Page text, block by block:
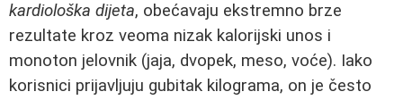
kardiološka dijeta, obećavaju ekstremno brze
rezultate kroz veoma nizak kalorijski unos i
monoton jelovnik (jaja, dvopek, meso, voće). Iako
korisnici prijavljuju gubitak kilograma, on je često